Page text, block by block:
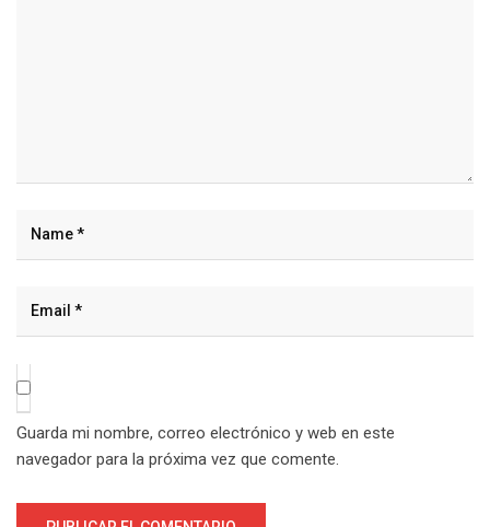
Guarda mi nombre, correo electrónico y web en este
navegador para la próxima vez que comente.